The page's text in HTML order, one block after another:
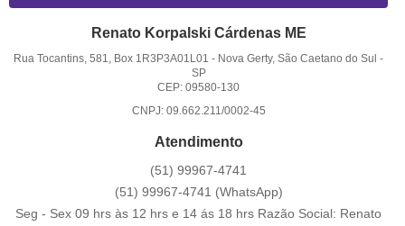
Renato Korpalski Cárdenas ME
Rua Tocantins, 581, Box 1R3P3A01L01 - Nova Gerty, São Caetano do Sul -
SP
CEP: 09580-130
CNPJ: 09.662.211/0002-45
Atendimento
(51) 99967-4741
(51) 99967-4741 (WhatsApp)
Seg - Sex 09 hrs às 12 hrs e 14 ás 18 hrs Razão Social: Renato